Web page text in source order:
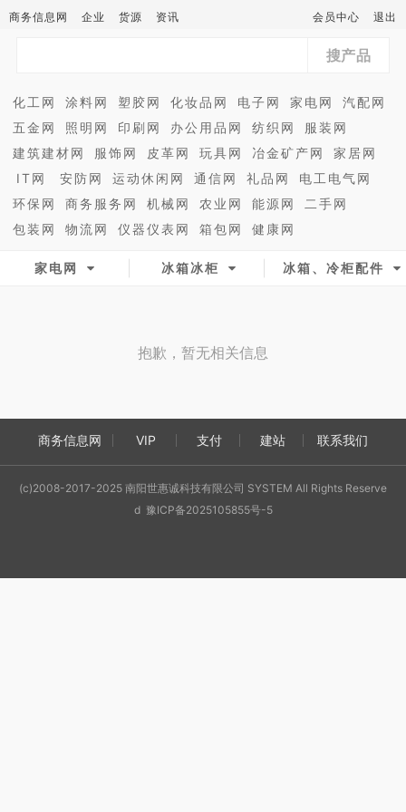
商务信息网 企业 货源 资讯 会员中心 退出
搜产品
化工网 涂料网 塑胶网 化妆品网 电子网 家电网
汽配网
五金网
照明网 印刷网 办公用品网 纺织网
服装网
建筑建材网
服饰网 皮革网 玩具网 冶金矿产网
家居网
IT网
安防网 运动休闲网 通信网 礼品网
电工电气网
环保网
商务服务网 机械网 农业网 能源网
二手网
包装网
物流网 仪器仪表网 箱包网 健康网
家电网 冰箱冰柜 冰箱、冷柜配件
抱歉，暂无相关信息
商务信息网 VIP 支付 建站 联系我们
(c)2008-2017-2025 南阳世惠诚科技有限公司 SYSTEM All Rights Reserve
d 豫ICP备2025105855号-5